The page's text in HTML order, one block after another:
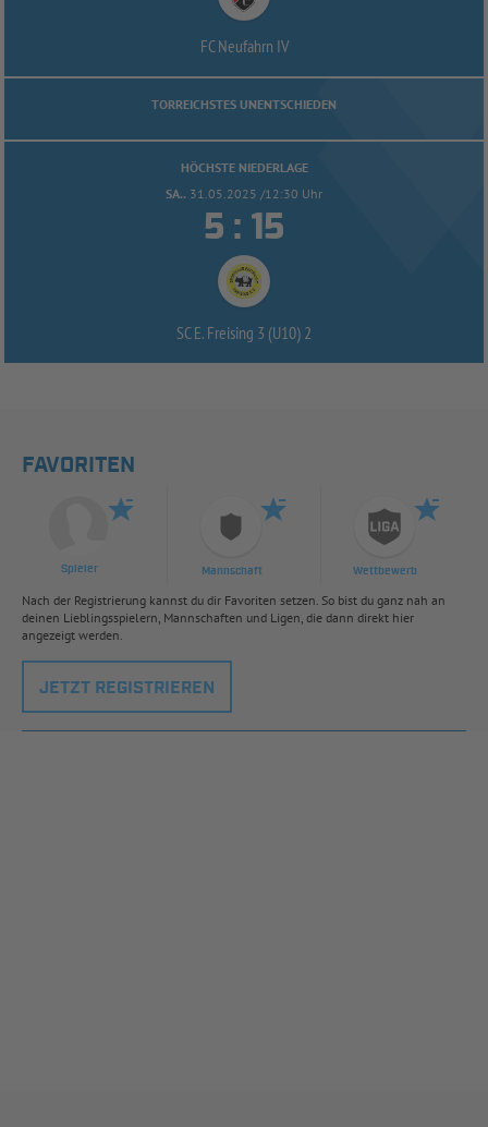
FC Neufahrn IV
TORREICHSTES UNENTSCHIEDEN
HÖCHSTE NIEDERLAGE
SA.. 31.05.2025 /12:30 Uhr
 : 
SC E. Freising 3 (U10) 2
FAVORITEN
Spieler Mannschaft Wettbewerb
Nach der Registrierung kannst du dir Favoriten setzen. So bist du ganz nah an
deinen Lieblingsspielern, Mannschaften und Ligen, die dann direkt hier
angezeigt werden.
JETZT REGISTRIEREN